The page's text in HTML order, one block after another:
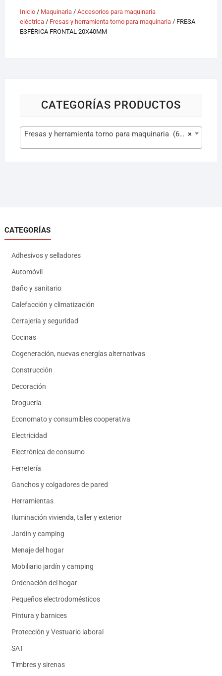
Inicio/ Maquinaria/ Accesorios para maquinaria
eléctrica/ Fresas y herramienta torno para maquinaria/ FRESA
ESFÉRICA FRONTAL 20X40MM
CATEGORÍAS PRODUCTOS
×
Fresas y herramienta torno para maquinaria (629)
CATEGORÍAS
Adhesivos y selladores
Automóvil
Baño y sanitario
Calefacción y climatización
Cerrajería y seguridad
Cocinas
Cogeneración, nuevas energías alternativas
Construcción
Decoración
Droguería
Economato y consumibles cooperativa
Electricidad
Electrónica de consumo
Ferretería
Ganchos y colgadores de pared
Herramientas
Iluminación vivienda, taller y exterior
Jardín y camping
Menaje del hogar
Mobiliario jardín y camping
Ordenación del hogar
Pequeños electrodomésticos
Pintura y barnices
Protección y Vestuario laboral
SAT
Timbres y sirenas